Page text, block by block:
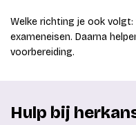
Welke richting je ook
exameneisen. Daarna
voorbereiding.
Hulp bij